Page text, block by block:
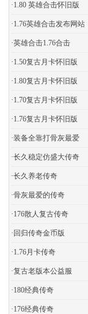
·1.80 英雄合击怀旧版
·1.76英雄合击发布网站
·英雄合击1.76合击
·1.50复古月卡怀旧版
·1.80复古月卡怀旧版
·1.70复古月卡怀旧版
·1.76复古月卡怀旧版
·装备全靠打骨灰最爱
·长久稳定仿盛大传奇
·长久养老传奇
·骨灰最爱的传奇
·176散人复古传奇
· 回归传奇金币版
·1.76月卡传奇
·复古老版本公益服
·180经典传奇
·176经典传奇